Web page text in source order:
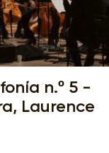
n.º 5 -
Laurence